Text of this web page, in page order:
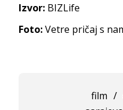
Izvor: BIZLife
Foto:Vetre pričaj s
film /